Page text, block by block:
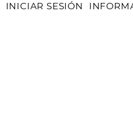
INICIAR SESIÓN